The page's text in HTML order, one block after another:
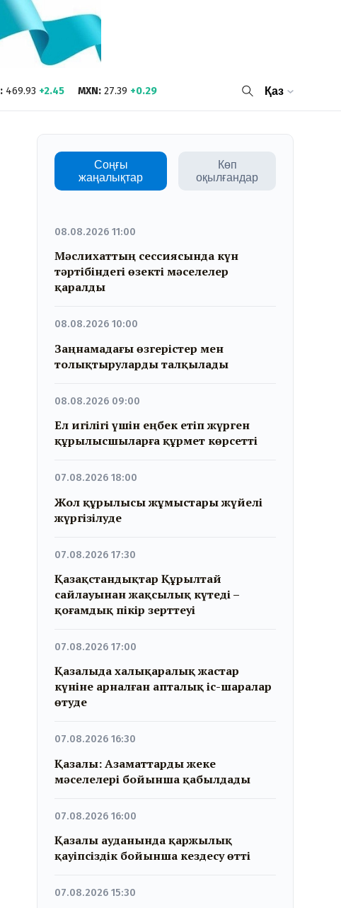
: 469.93 +2.45 MXN: 27.39 +0.29 Қаз
Соңғы
жаңалықтар
Көп
оқылғандар
08.08.2026 11:00
Мәслихаттың сессиясында күн
тәртібіндегі өзекті мәселелер
қаралды
08.08.2026 10:00
Заңнамадағы өзгерістер мен
толықтыруларды талқылады
08.08.2026 09:00
Ел игілігі үшін еңбек етіп жүрген
құрылысшыларға құрмет көрсетті
07.08.2026 18:00
Жол құрылысы жұмыстары жүйелі
жүргізілуде
07.08.2026 17:30
Қазақстандықтар Құрылтай
сайлауынан жақсылық күтеді –
қоғамдық пікір зерттеуі
07.08.2026 17:00
Қазалыда халықаралық жастар
күніне арналған апталық іс-шаралар
өтуде
07.08.2026 16:30
Қазалы: Азаматтарды жеке
мәселелері бойынша қабылдады
07.08.2026 16:00
Қазалы ауданында қаржылық
қауіпсіздік бойынша кездесу өтті
07.08.2026 15:30